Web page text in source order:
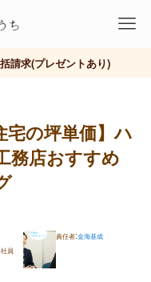
請求(プレゼントあり)
宅の坪単価】ハ
務店おすすめ
員
責任者:金海基成
工務店